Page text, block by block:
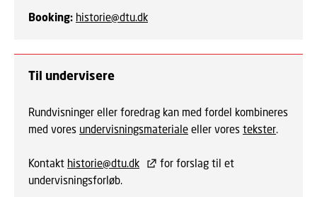
Booking: historie@dtu.dk
Til undervisere
Rundvisninger eller foredrag kan med fordel kombineres
med vores undervisningsmateriale eller vores tekster.
Kontakt historie@dtu.dk
for forslag til et
undervisningsforløb.